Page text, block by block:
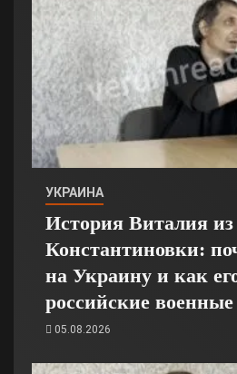
УКРАИНА
История Виталия из
Константиновки:
на Украину и как
российские военные
05.08.2026